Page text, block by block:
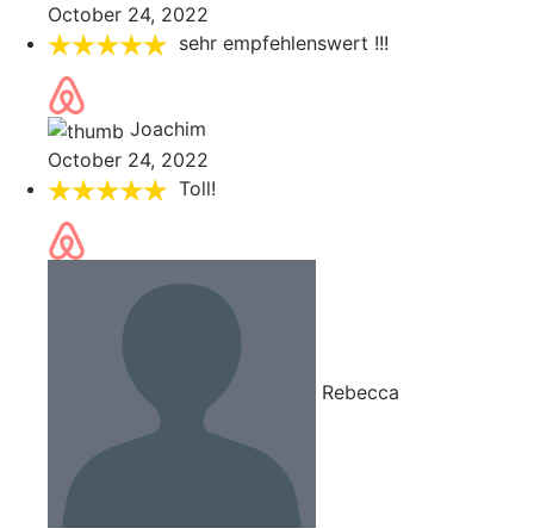
October 24, 2022
sehr empfehlenswert !!!
Joachim
October 24, 2022
Toll!
Rebecca